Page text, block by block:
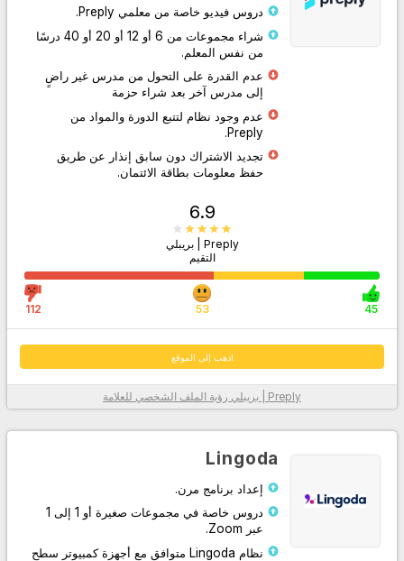
دروس فيديو خاصة من معلمي Preply.
شراء مجموعات من 6 أو 12 أو 20 أو 40 درسًا
من نفس المعلم.
عدم القدرة على التحول من مدرس غير راضٍ
إلى مدرس آخر بعد شراء حزمة
عدم وجود نظام لتتبع الدورة والمواد من
Preply.
تجديد الاشتراك دون سابق إنذار عن طريق
حفظ معلومات بطاقة الائتمان.
6.9
Preply | بريبلي
التقيم
45
53
112
اذهب إلى الموقع
Preply | بريبلي رؤية الملف الشخصي للعلامة
Lingoda
إعداد برنامج مرن.
دروس خاصة في مجموعات صغيرة أو 1 إلى 1
عبر Zoom.
نظام Lingoda متوافق مع أجهزة كمبيوتر سطح